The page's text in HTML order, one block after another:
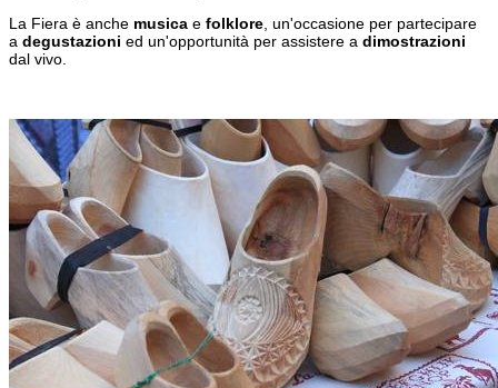
La Fiera è anche musica e folklore , un'occasione per partecipare
a degustazioni ed un'opportunità per assistere a dimostrazioni
dal vivo.